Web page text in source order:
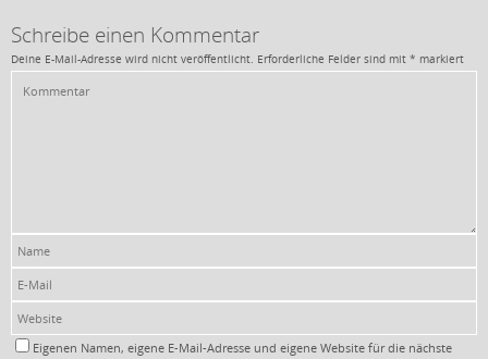
Schreibe einen Kommentar
Deine E-Mail-Adresse wird nicht veröffentlicht. Erforderliche Felder sind mit * markiert
Eigenen Namen, eigene E-Mail-Adresse und eigene Website für die nächste